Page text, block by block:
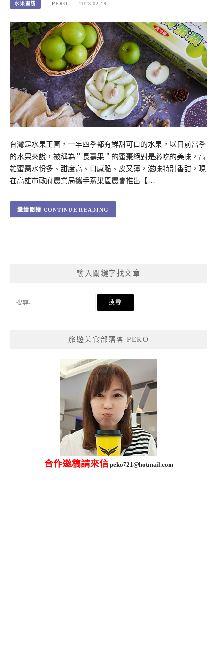
水果蜜餞 PEKO 2023-02-19
台灣是水果王國，一年四季都有鮮甜可口的水果，以目前當季
的水果來說，被稱為＂長壽果＂的蜜棗絕對是必吃的美味，高
雄蜜棗水份多、甜度高、口感脆、皮又薄，滋味特別香甜，現
在高雄市政府農業局攜手燕巢區農會推出【…
CONTINUE READING
輸入關鍵字找文章
旅遊美食部落客 PEKO
合作邀稿請來信 peko721@hotmail.com